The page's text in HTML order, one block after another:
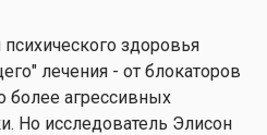
здоровья
лечения - от блокаторов
более агрессивных
Но исследователь Элисон